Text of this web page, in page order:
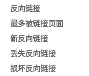
反向链接
最多被链接页面
新反向链接
丢失反向链接
损坏反向链接